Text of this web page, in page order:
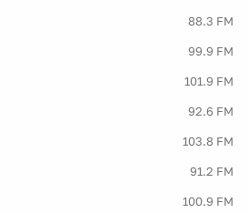
88.3 FM
99.9 FM
101.9 FM
92.6 FM
103.8 FM
91.2 FM
100.9 FM